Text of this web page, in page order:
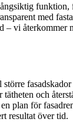
med
vi återkommer
och
plan för
resultat över tid.